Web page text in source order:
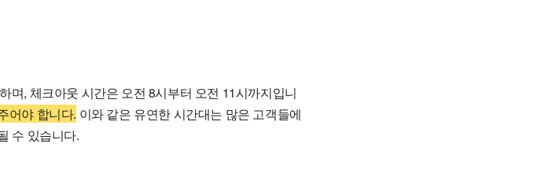
며, 체크아웃 시간은 오전 8시부터 오전 11시까지입니
어야 합니다. 이와 같은 유연한 시간대는 많은 고객들에
수 있습니다.